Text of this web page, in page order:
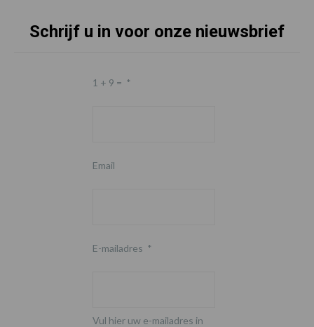
Schrijf u in voor onze nieuwsbrief
1 + 9 = *
Email
E-mailadres *
Vul hier uw e-mailadres in